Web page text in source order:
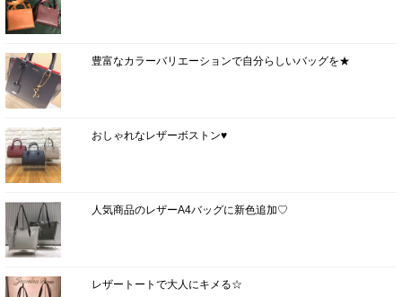
豊富なカラーバリエーションで自分らしいバッグを★
おしゃれなレザーボストン♥
人気商品のレザーA4バッグに新色追加♡
レザートートで大人にキメる☆